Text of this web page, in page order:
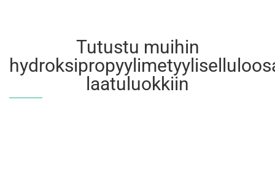
Tutustu muihin
laatuluokkiin